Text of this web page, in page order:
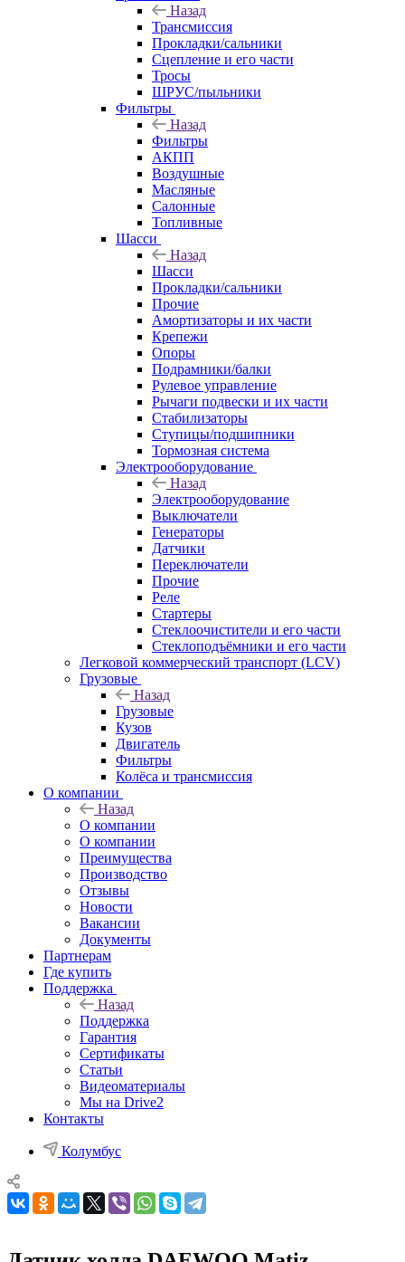
Назад
Трансмиссия
Прокладки/сальники
Сцепление и его части
Тросы
ШРУС/пыльники
Фильтры
Назад
Фильтры
АКПП
Воздушные
Масляные
Салонные
Топливные
Шасси
Назад
Шасси
Прокладки/сальники
Прочие
Амортизаторы и их части
Крепежи
Опоры
Подрамники/балки
Рулевое управление
Рычаги подвески и их части
Стабилизаторы
Ступицы/подшипники
Тормозная система
Электрооборудование
Назад
Электрооборудование
Выключатели
Генераторы
Датчики
Переключатели
Прочие
Реле
Стартеры
Стеклоочистители и его части
Стеклоподъёмники и его части
Легковой коммерческий транспорт (LCV)
Грузовые
Назад
Грузовые
Кузов
Двигатель
Фильтры
Колёса и трансмиссия
О компании
Назад
О компании
О компании
Преимущества
Производство
Отзывы
Новости
Вакансии
Документы
Партнерам
Где купить
Поддержка
Назад
Поддержка
Гарантия
Сертификаты
Статьи
Видеоматериалы
Мы на Drive2
Контакты
Колумбус